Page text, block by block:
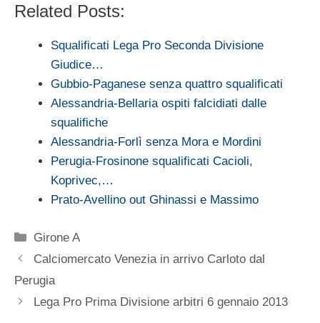
Related Posts:
Squalificati Lega Pro Seconda Divisione
Giudice…
Gubbio-Paganese senza quattro squalificati
Alessandria-Bellaria ospiti falcidiati dalle
squalifiche
Alessandria-Forlì senza Mora e Mordini
Perugia-Frosinone squalificati Cacioli,
Koprivec,…
Prato-Avellino out Ghinassi e Massimo
Categorie
Girone A
Calciomercato Venezia in arrivo Carloto dal
Perugia
Lega Pro Prima Divisione arbitri 6 gennaio 2013